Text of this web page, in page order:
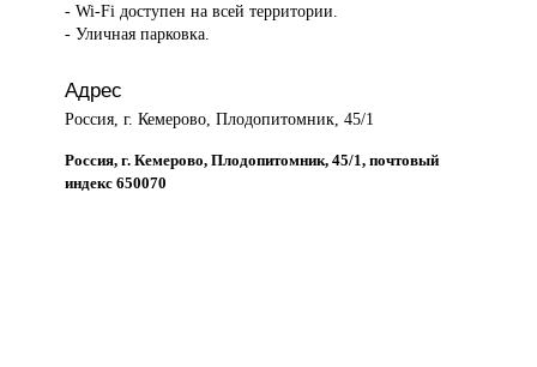
- Wi-Fi доступен на всей территории.
- Уличная парковка.
Адрес
Россия, г. Кемерово, Плодопитомник, 45/1
Россия, г. Кемерово, Плодопитомник, 45/1, почтовый
индекс 650070